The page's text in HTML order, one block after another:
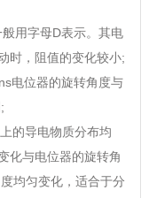
用字母D表示。其电
时，阻值的变化较小;
电位器的旋转角度与
的导电物质分布均
化与电位器的旋转角
均匀变化，适合于分